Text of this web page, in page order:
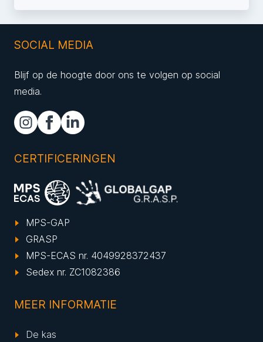
SOCIAL MEDIA
Blijf op de hoogte door ons te volgen op social
media.
CERTIFICERINGEN
MPS-GAP
GRASP
MPS-ECAS nr. 4049928372437
Sedex nr. ZC1082386
MEER INFORMATIE
De kas